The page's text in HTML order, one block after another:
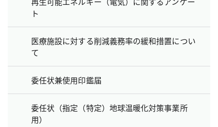
ト
医療施設に対する削減義務率の緩和措置につい
て
委任状兼使用印鑑届
委任状（指定（特定）地球温暖化対策事業所
用）